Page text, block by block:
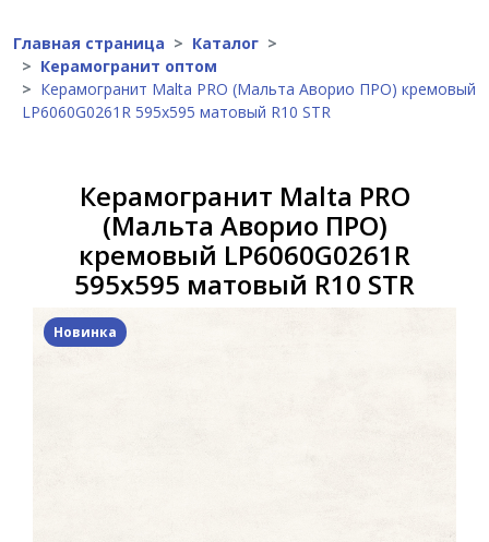
Главная страница
Каталог
Керамогранит оптом
Керамогранит Malta PRO (Мальта Аворио ПРО) кремовый
LP6060G0261R 595х595 матовый R10 STR
Керамогранит Malta PRO
(Мальта Аворио ПРО)
кремовый LP6060G0261R
595х595 матовый R10 STR
Новинка